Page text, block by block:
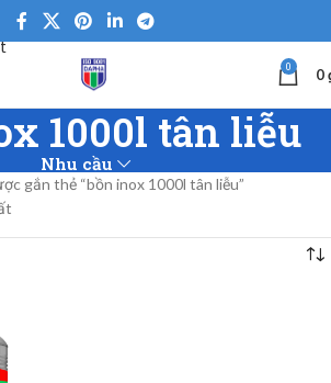
0 0
1000l tân liễu
Nhu cầu
gắn thẻ “bồn inox 1000l tân liễu”